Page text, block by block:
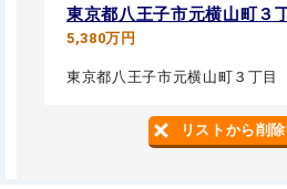
東京都八王子市元横山町３
5,380万円
東京都八王子市元横山町３丁目
リストから削